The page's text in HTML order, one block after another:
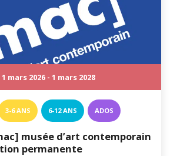
1 mars 2026 - 1 mars 2028
3-6 ANS 6-12 ANS ADOS
musée d’art contemporain
permanente